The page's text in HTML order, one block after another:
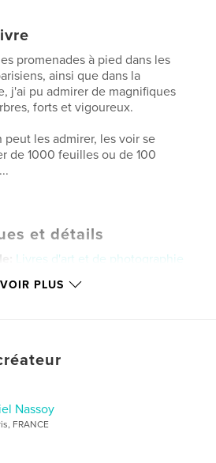
promenades à pied dans les
ainsi que dans la
j'ai pu admirer de magnifiques
forts et vigoureux.
peut les admirer, les voir se
de 1000 feuilles ou de 100
et détails
Livres d'art et de photographie
carré, 18×18 cm
août 31, 2017
,
VOIR PLUS
Nassoy
FRANCE